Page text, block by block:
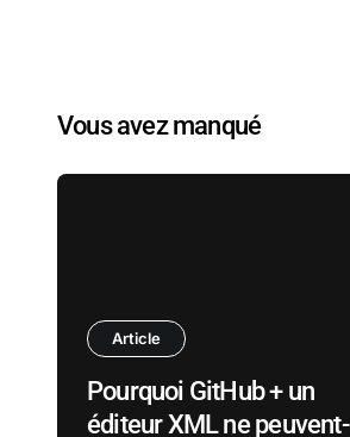
Vous avez manqué
Article
Pourquoi GitHub + un
éditeur XML ne peuvent-